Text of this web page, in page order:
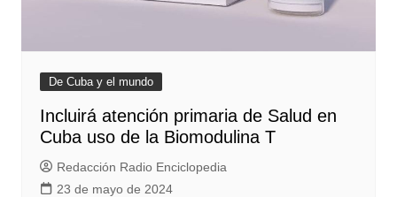
De Cuba y el mundo
Incluirá atención primaria de Salud en
Cuba uso de la Biomodulina T
Redacción Radio Enciclopedia
23 de mayo de 2024